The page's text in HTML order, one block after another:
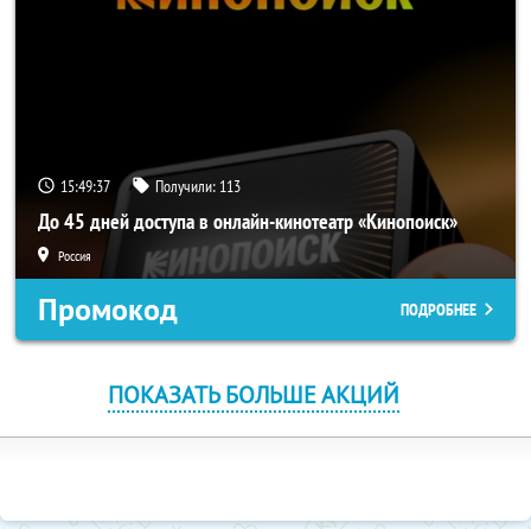
15:49:37 Получили: 113
До 45 дней доступа в онлайн-кинотеатр «Кинопоиск»
Россия
Промокод ПОДРОБНЕЕ
ПОКАЗАТЬ БОЛЬШЕ АКЦИЙ